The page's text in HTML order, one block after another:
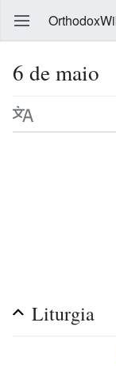
6 de maio
Liturgia